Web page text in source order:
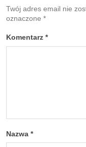
Twój adres email nie
oznaczone *
Komentarz *
Nazwa *